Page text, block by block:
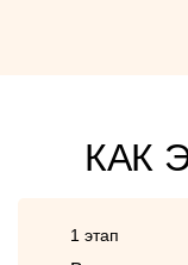
КАК
1 этап